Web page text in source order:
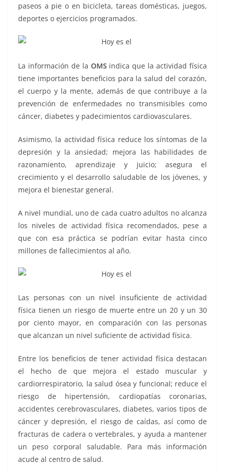
paseos a pie o en bicicleta, tareas domésticas, juegos,
deportes o ejercicios programados.
La información de la OMS indica que la actividad física
tiene importantes beneficios para la salud del corazón,
el cuerpo y la mente, además de que contribuye a la
prevención de enfermedades no transmisibles como
cáncer, diabetes y padecimientos cardiovasculares.
Asimismo, la actividad física reduce los síntomas de la
depresión y la ansiedad; mejora las habilidades de
razonamiento, aprendizaje y juicio; asegura el
crecimiento y el desarrollo saludable de los jóvenes, y
mejora el bienestar general.
A nivel mundial, uno de cada cuatro adultos no alcanza
los niveles de actividad física recomendados, pese a
que con esa práctica se podrían evitar hasta cinco
millones de fallecimientos al año.
Las personas con un nivel insuficiente de actividad
física tienen un riesgo de muerte entre un 20 y un 30
por ciento mayor, en comparación con las personas
que alcanzan un nivel suficiente de actividad física.
Entre los beneficios de tener actividad física destacan
el hecho de que mejora el estado muscular y
cardiorrespiratorio, la salud ósea y funcional; reduce el
riesgo de hipertensión, cardiopatías coronarias,
accidentes cerebrovasculares, diabetes, varios tipos de
cáncer y depresión, el riesgo de caídas, así como de
fracturas de cadera o vertebrales, y ayuda a mantener
un peso corporal saludable. Para más información
acude al centro de salud.